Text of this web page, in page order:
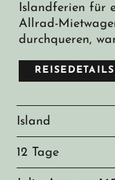
Islandferien für
Allrad-
durchqueren,
REISEDETAILS
Island
12 Tage